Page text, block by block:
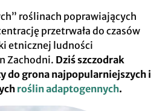
roślinach poprawiających
przetrwała do czasów
etnicznej ludności
Zachodni. Dziś szczodrak
do grona najpopularniejszych i
roślin adaptogennych.